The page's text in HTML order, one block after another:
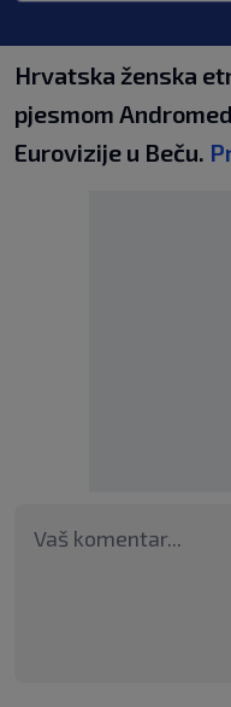
Hrvatska ženska
pjesmom
Eurovizije u Beču.